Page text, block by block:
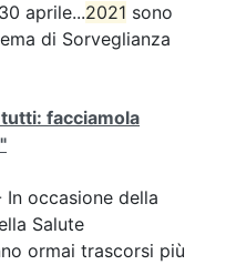
aprile...2021 sono
di Sorveglianza
facciamola
In occasione della
Salute
ormai trascorsi più